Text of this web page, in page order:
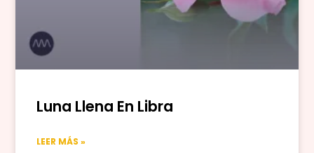
Luna Llena En Libra
LEER MÁS »